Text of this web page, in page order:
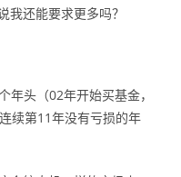
我还能要求更多吗？
头（02年开始买基金，
续第11年没有亏损的年